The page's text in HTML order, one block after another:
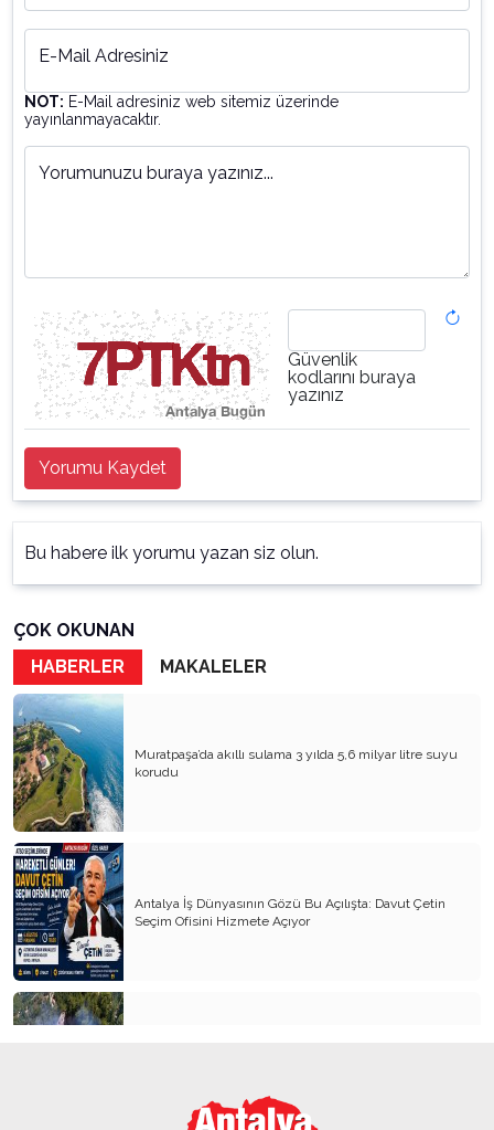
E-Mail Adresiniz
NOT: E-Mail adresiniz web sitemiz üzerinde
yayınlanmayacaktır.
Yorumunuzu buraya yazınız...
Güvenlik
kodlarını buraya
yazınız
Yorumu Kaydet
Bu habere ilk yorumu yazan siz olun.
ÇOK OKUNAN
HABERLER
MAKALELER
Muratpaşa’da akıllı sulama 3 yılda 5,6 milyar litre suyu
korudu
Antalya İş Dünyasının Gözü Bu Açılışta: Davut Çetin
Seçim Ofisini Hizmete Açıyor